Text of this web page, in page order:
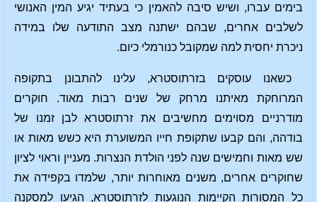
בימים עברו, ושיש סיבה להאמין כי בעתיד יגיע המין האנושי
לשלבים אחרים, שבהם ישתנה מצב התודעה שלו במידה
ניכרת יחסית למה שמקובל כנורמלי כיום.
כשאנו עוסקים בזרתוסטרא, עלינו להתבונן בתקופה
המרוחקת מאיתנו מרחק של שנים רבות מאוד. חוקרים
מודרניים מסוימים מחשיבים את זרתוסטרא לבן זמנו של
בודהה, והם קבעו שתקופת חייו המשוערת היא כשש מאות או
שש מאות וחמישים שנה לפני הולדת הנצרות. מעניין וראוי לציון
שחוקרים אחרים, משנים מאוחרות יותר, שלמדו בקפידה את
כל המסורות הקיימות הנוגעות לזרתוסטרא, הגיעו למסקנה